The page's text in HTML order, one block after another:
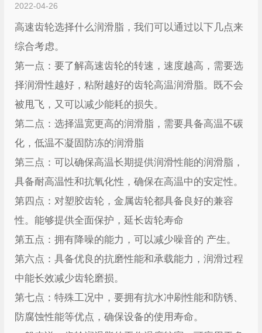
2022-04-26
高速齿轮选择什么润滑脂，我们可以通过以下几点来
综合考虑。
第一点：要了解高速齿轮的转速，速度越高，需要选
择润滑性越好，粘附越好的齿轮高温润滑脂。既不会
被甩飞，又可以减少能耗的损失。
第二点：选择温宽更高的润滑脂，需要具备高温不碳
化，低温不凝固防冻的润滑脂
第三点：可以确保高温长期提供润滑性能的润滑脂，
具备耐高温性和抗氧化性，确保在高温中的安定性。
第四点：对塑胶齿轮，金属齿轮都具备良好的兼容
性。能够提供全面保护，延长齿轮寿命
第五点：拥有降噪的能力，可以减少噪音的 产生。
第六点：具备优良的抗磨性能和承载能力，润滑过程
中能长效减少齿轮磨损。
第七点：特殊工况中，要拥有抗水冲刷性能和防锈、
防腐蚀性能等优点，确保设备的使用寿命。